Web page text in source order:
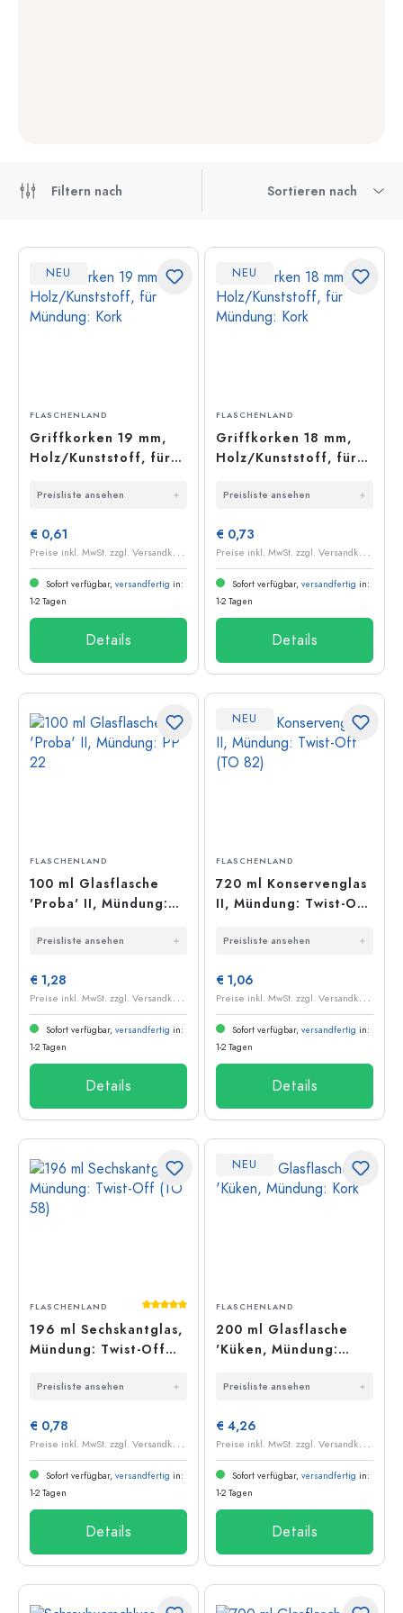
Filtern nach Sortieren nach
NEU
FLASCHENLAND
Griffkorken 19 mm,
Holz/Kunststoff, für
Preisliste ansehen
€ 0,61
P
reise inkl. MwSt. zzgl. Versandkosten
Sofort verfügbar, versandfertig in:
1-2 Tagen
Details
NEU
FLASCHENLAND
Griffkorken 18 mm,
Holz/Kunststoff, für
Preisliste ansehen
€ 0,73
P
reise inkl. MwSt. zzgl. Versandkosten
Sofort verfügbar, versandfertig in:
1-2 Tagen
Details
FLASCHENLAND
100 ml Glasflasche
'Proba' II, Mündung:
Preisliste ansehen
€ 1,28
P
reise inkl. MwSt. zzgl. Versandkosten
Sofort verfügbar, versandfertig in:
1-2 Tagen
Details
NEU
FLASCHENLAND
720 ml Konservenglas
II, Mündung: Twist-Off
Preisliste ansehen
€ 1,06
P
reise inkl. MwSt. zzgl. Versandkosten
Sofort verfügbar, versandfertig in:
1-2 Tagen
Details
Durchschnittliche Bewertung von 5 von 5
FLASCHENLAND
196 ml Sechskantglas,
Mündung: Twist-Off
Preisliste ansehen
€ 0,78
P
reise inkl. MwSt. zzgl. Versandkosten
Sofort verfügbar, versandfertig in:
1-2 Tagen
Details
NEU
FLASCHENLAND
200 ml Glasflasche
'Küken, Mündung:
Preisliste ansehen
€ 4,26
P
reise inkl. MwSt. zzgl. Versandkosten
Sofort verfügbar, versandfertig in:
1-2 Tagen
Details